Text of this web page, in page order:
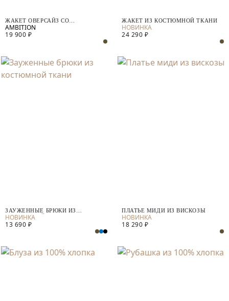
ЖАКЕТ ОВЕРСАЙЗ СО
СЪЕМНЫМИ ЭЛЕМЕНТАМИ
19 900 ₽
ЖАКЕТ ИЗ КОСТЮМНОЙ ТКАНИ
24 290 ₽
ЗАУЖЕННЫЕ БРЮКИ ИЗ
КОСТЮМНОЙ ТКАНИ
13 690 ₽
ПЛАТЬЕ МИДИ ИЗ ВИСКОЗЫ
18 290 ₽